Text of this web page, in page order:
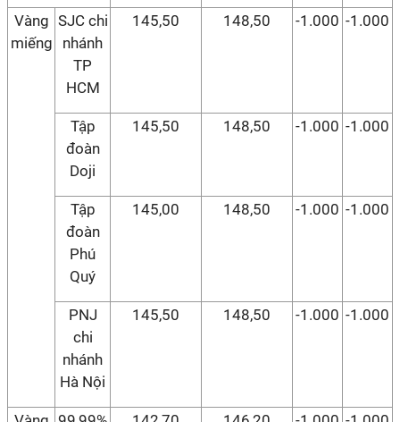
Vàng
miếng
SJC chi
nhánh
TP
HCM
145,50 148,50 -1.000 -1.000
Tập
đoàn
Doji
145,50 148,50 -1.000 -1.000
Tập
đoàn
Phú
Quý
145,00 148,50 -1.000 -1.000
PNJ
chi
nhánh
Hà Nội
145,50 148,50 -1.000 -1.000